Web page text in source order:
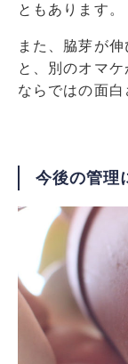
ともあります。
また、脇芽が
と、別のオマ
ならではの面白
今後の管